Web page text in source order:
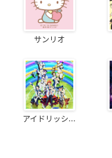
サンリオ
アイドリッシ...